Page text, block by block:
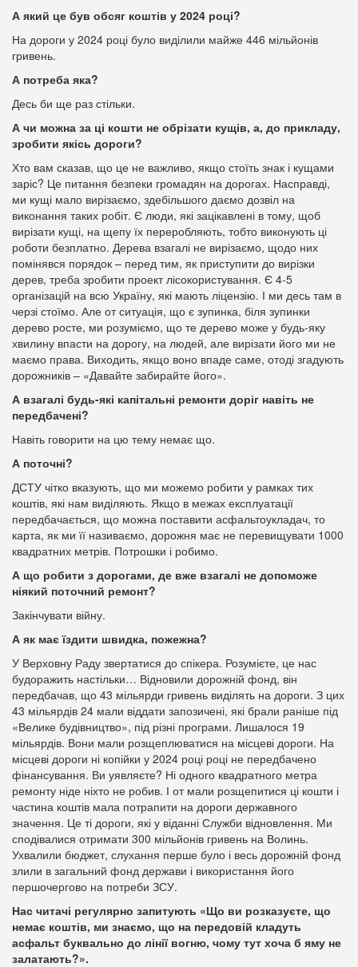
А який це був обсяг коштів у 2024 році?
На дороги у 2024 році було виділили майже 446 мільйонів
гривень.
А потреба яка?
Десь би ще раз стільки.
А чи можна за ці кошти не обрізати кущів, а, до прикладу,
зробити якісь дороги?
Хто вам сказав, що це не важливо, якщо стоїть знак і кущами
заріс? Це питання безпеки громадян на дорогах. Насправді,
ми кущі мало вирізаємо, здебільшого даємо дозвіл на
виконання таких робіт. Є люди, які зацікавлені в тому, щоб
вирізати кущі, на щепу їх переробляють, тобто виконують ці
роботи безплатно. Дерева взагалі не вирізаємо, щодо них
помінявся порядок – перед тим, як приступити до вирізки
дерев, треба зробити проект лісокористування. Є 4-5
організацій на всю Україну, які мають ліцензію. І ми десь там в
черзі стоїмо. Але от ситуація, що є зупинка, біля зупинки
дерево росте, ми розуміємо, що те дерево може у будь-яку
хвилину впасти на дорогу, на людей, але вирізати його ми не
маємо права. Виходить, якщо воно впаде саме, отоді згадують
дорожників – «Давайте забирайте його».
А взагалі будь-які капітальні ремонти доріг навіть не
передбачені?
Навіть говорити на цю тему немає що.
А поточні?
ДСТУ чітко вказують, що ми можемо робити у рамках тих
коштів, які нам виділяють. Якщо в межах експлуатації
передбачається, що можна поставити асфальтоукладач, то
карта, як ми її називаємо, дорожня має не перевищувати 1000
квадратних метрів. Потрошки і робимо.
А що робити з дорогами, де вже взагалі не допоможе
ніякий поточний ремонт?
Закінчувати війну.
А як має їздити швидка, пожежна?
У Верховну Раду звертатися до спікера. Розумієте, це нас
будоражить настільки… Відновили дорожній фонд, він
передбачав, що 43 мільярди гривень виділять на дороги. З цих
43 мільярдів 24 мали віддати запозичені, які брали раніше під
«Велике будівництво», під різні програми. Лишалося 19
мільярдів. Вони мали розщеплюватися на місцеві дороги. На
місцеві дороги ні копійки у 2024 році році не передбачено
фінансування. Ви уявляєте? Ні одного квадратного метра
ремонту ніде ніхто не робив. І от мали розщепитися ці кошти і
частина коштів мала потрапити на дороги державного
значення. Це ті дороги, які у віданні Служби відновлення. Ми
сподівалися отримати 300 мільйонів гривень на Волинь.
Ухвалили бюджет, слухання перше було і весь дорожній фонд
злили в загальний фонд держави і використання його
першочергово на потреби ЗСУ.
Нас читачі регулярно запитують «Що ви розказуєте, що
немає коштів, ми знаємо, що на передовій кладуть
асфальт буквально до лінії вогню, чому тут хоча б яму не
залатають?».